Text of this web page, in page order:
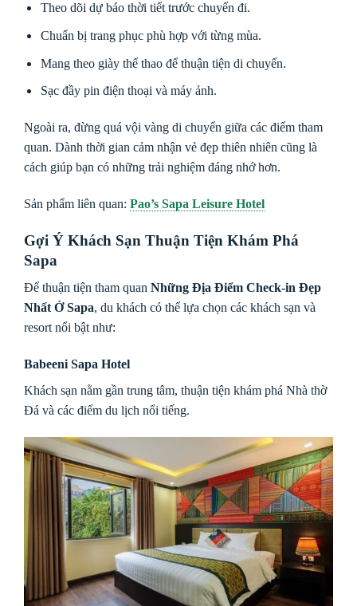
Theo dõi dự báo thời tiết trước chuyến đi.
Chuẩn bị trang phục phù hợp với từng mùa.
Mang theo giày thể thao để thuận tiện di chuyển.
Sạc đầy pin điện thoại và máy ảnh.
Ngoài ra, đừng quá vội vàng di chuyển giữa các điểm tham
quan. Dành thời gian cảm nhận vẻ đẹp thiên nhiên cũng là
cách giúp bạn có những trải nghiệm đáng nhớ hơn.
Sản phẩm liên quan: Pao’s Sapa Leisure Hotel
Gợi Ý Khách Sạn Thuận Tiện Khám Phá
Sapa
Để thuận tiện tham quan Những Địa Điểm Check-in Đẹp
Nhất Ở Sapa, du khách có thể lựa chọn các khách sạn và
resort nổi bật như:
Babeeni Sapa Hotel
Khách sạn nằm gần trung tâm, thuận tiện khám phá Nhà thờ
Đá và các điểm du lịch nổi tiếng.